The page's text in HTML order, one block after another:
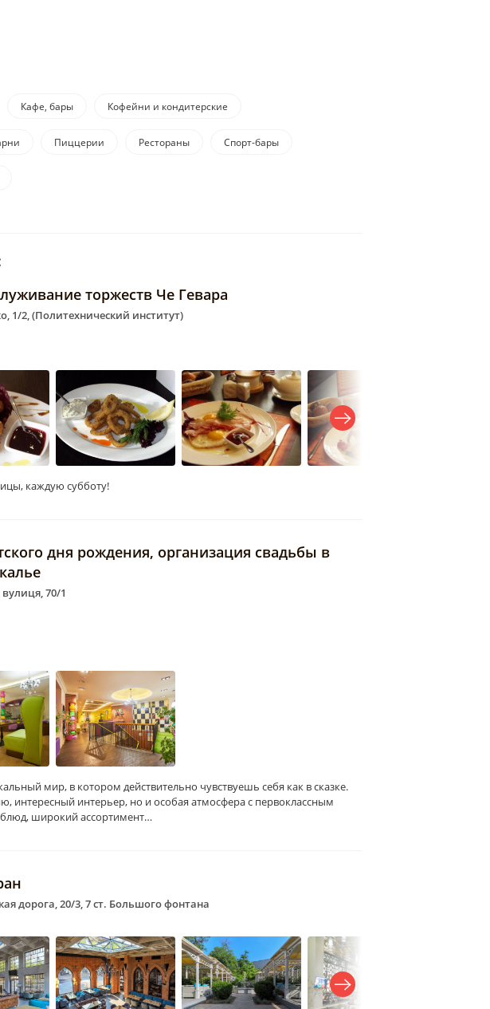
Кафе, бары Кофейни и кондитерские
Пиццерии Рестораны Спорт-бары
торжеств Че Гевара
1/2, (Политехнический институт)
каждую субботу!
дня рождения, организация свадьбы в
70/1
мир, в котором действительно чувствуешь себя как в сказке.
интересный интерьер, но и особая атмосфера с первоклассным
широкий ассортимент…
дорога, 20/3, 7 ст. Большого фонтана